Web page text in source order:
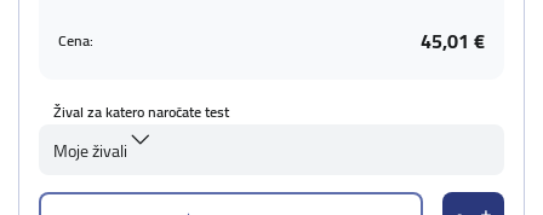
Cena: 45,01 €
Žival za katero naročate test
Moje živali